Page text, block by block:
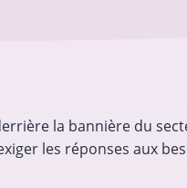
la bannière du
les réponses aux
:
les
Mesures